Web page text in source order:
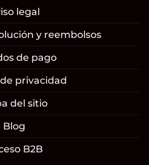
legal
y reembolsos
de pago
privacidad
del sitio
Blog
B2B